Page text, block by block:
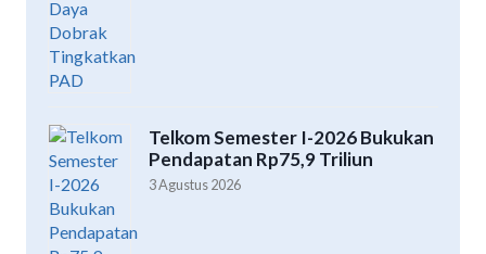
Telkom Semester I-2026 Bukukan
Pendapatan Rp75,9 Triliun
3 Agustus 2026